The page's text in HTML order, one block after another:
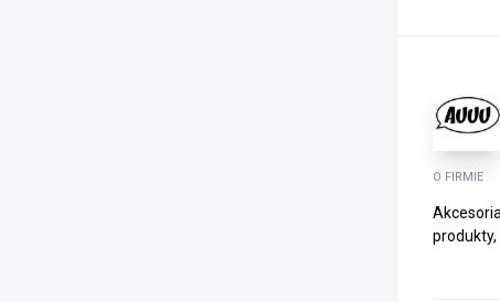
O FIRMIE
produkty,